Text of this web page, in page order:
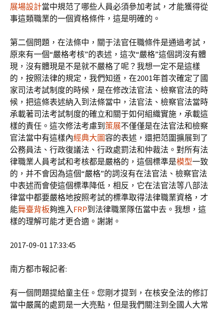
展場設計當中規范了哪些人員必須參加考試，才能獲得從
事這類職業的一個資格條件，這是明確的。
第二個問題，在法條中，關于法官任職條件是通過考試，
原來有一個“嚴格考核”的表述，這次“嚴格”這個詞沒有體
現，沒有體現是不是就不嚴格了呢？我想一定不是這樣
的，按照法律的規定，我們知道，在2001年首次確定了國
家司法考試制度的時候，是在修改法官法、檢察官法的時
候，把這條表述納入到法條當中，法官法、檢察官法當時
承載著司法考試制度的確立和關于如何組織實施，承載這
樣的責任。這次修法考慮到 策展不僅僅是在法官法和檢察
官法當中有這樣內經典大圖容的表述，還把范圍擴展到了
公務員法、行政復議法、行政處罰法和仲裁法。對所有法
律職業人員考試和考核都是嚴格的，這個標準是模型一致
的，并不會因為這個“嚴格”的詞沒有在法官法、檢察官法
中表述而會使這個標準降低，相反，它在法官法等八部法
律當中都要嚴格地按照考試的標準取得法律職業資格，才
能舞臺背板夠進入FRP到法律職業隊伍當中去。我想，這
樣的理解可能才更合適。謝謝。
2017-09-01 17:33:45
南方都市報記者:
有一個問題提給童主任。您剛才提到，在核安全法的修訂
當中嚴厲的處罰是一大亮點，但是我們關注到全國人大常